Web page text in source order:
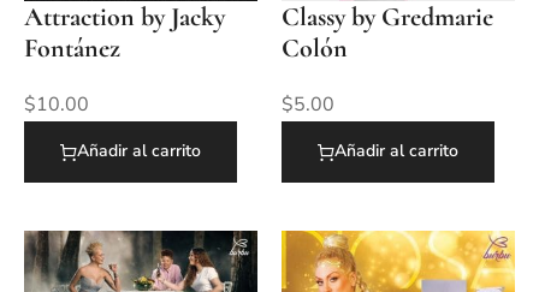
Attraction by Jacky
Fontánez
$10.00
Añadir al carrito
Classy by Gredmarie
Colón
$5.00
Añadir al carrito